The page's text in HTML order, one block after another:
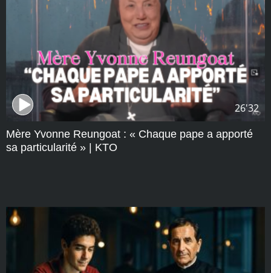
26'32
Mère Yvonne Reungoat : « Chaque pape a apporté
sa particularité » | KTO